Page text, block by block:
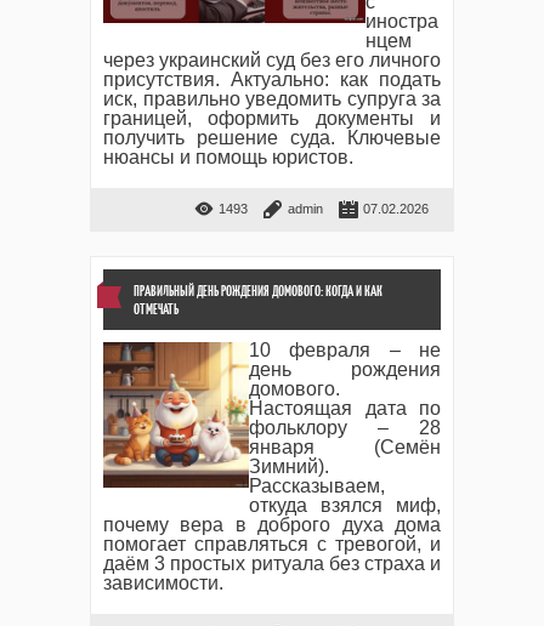
иностра
нцем
через украинский суд без его личного
присутствия. Актуально: как подать
иск, правильно уведомить супруга за
границей, оформить документы и
получить решение суда. Ключевые
нюансы и помощь юристов.
1493 admin 07.02.2026
ПРАВИЛЬНЫЙ ДЕНЬ РОЖДЕНИЯ ДОМОВОГО: КОГДА И КАК
ОТМЕЧАТЬ
10 февраля – не
день рождения
домового.
Настоящая дата по
фольклору – 28
января (Семён
Зимний).
Рассказываем,
откуда взялся миф,
почему вера в доброго духа дома
помогает справляться с тревогой, и
даём 3 простых ритуала без страха и
зависимости.